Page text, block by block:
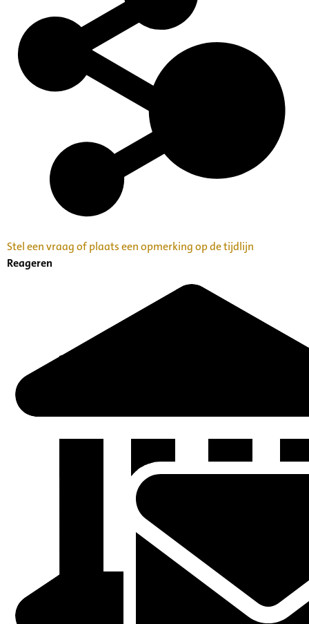
Stel een vraag of plaats een opmerking op de tijdlijn
Reageren